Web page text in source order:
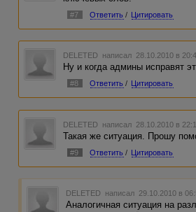
#7 Ответить / Цитировать
DELETED написал 28.10.2010 в
Ну и когда админы исправят
#8 Ответить / Цитировать
DELETED написал 28.10.2010 в
Такая же ситуация. Прошу
#9 Ответить / Цитировать
DELETED написал 29.10.2010 в
Аналогичная ситуация на